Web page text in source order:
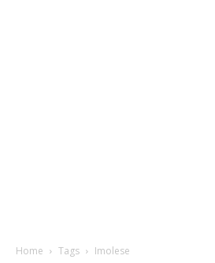
Home Tags Imolese